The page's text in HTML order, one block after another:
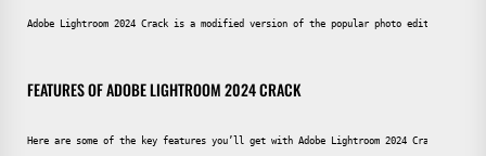
Adobe Lightroom 2024 Crack is a modified version of the popular photo editing
FEATURES OF ADOBE LIGHTROOM 2024 CRACK
Here are some of the key features you’ll get with Adobe Lightroom 2024 Crack: